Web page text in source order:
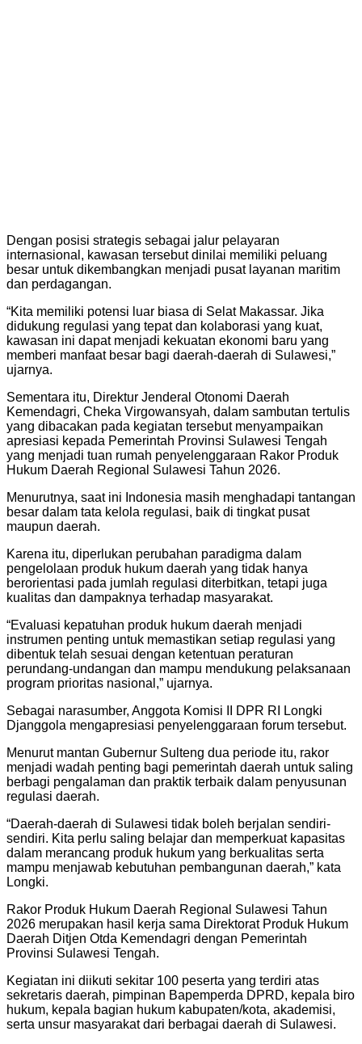
Dengan posisi strategis sebagai jalur pelayaran
internasional, kawasan tersebut dinilai memiliki peluang
besar untuk dikembangkan menjadi pusat layanan maritim
dan perdagangan.
“Kita memiliki potensi luar biasa di Selat Makassar. Jika
didukung regulasi yang tepat dan kolaborasi yang kuat,
kawasan ini dapat menjadi kekuatan ekonomi baru yang
memberi manfaat besar bagi daerah-daerah di Sulawesi,”
ujarnya.
Sementara itu, Direktur Jenderal Otonomi Daerah
Kemendagri, Cheka Virgowansyah, dalam sambutan tertulis
yang dibacakan pada kegiatan tersebut menyampaikan
apresiasi kepada Pemerintah Provinsi Sulawesi Tengah
yang menjadi tuan rumah penyelenggaraan Rakor Produk
Hukum Daerah Regional Sulawesi Tahun 2026.
Menurutnya, saat ini Indonesia masih menghadapi tantangan
besar dalam tata kelola regulasi, baik di tingkat pusat
maupun daerah.
Karena itu, diperlukan perubahan paradigma dalam
pengelolaan produk hukum daerah yang tidak hanya
berorientasi pada jumlah regulasi diterbitkan, tetapi juga
kualitas dan dampaknya terhadap masyarakat.
“Evaluasi kepatuhan produk hukum daerah menjadi
instrumen penting untuk memastikan setiap regulasi yang
dibentuk telah sesuai dengan ketentuan peraturan
perundang-undangan dan mampu mendukung pelaksanaan
program prioritas nasional,” ujarnya.
Sebagai narasumber, Anggota Komisi II DPR RI Longki
Djanggola mengapresiasi penyelenggaraan forum tersebut.
Menurut mantan Gubernur Sulteng dua periode itu, rakor
menjadi wadah penting bagi pemerintah daerah untuk saling
berbagi pengalaman dan praktik terbaik dalam penyusunan
regulasi daerah.
“Daerah-daerah di Sulawesi tidak boleh berjalan sendiri-
sendiri. Kita perlu saling belajar dan memperkuat kapasitas
dalam merancang produk hukum yang berkualitas serta
mampu menjawab kebutuhan pembangunan daerah,” kata
Longki.
Rakor Produk Hukum Daerah Regional Sulawesi Tahun
2026 merupakan hasil kerja sama Direktorat Produk Hukum
Daerah Ditjen Otda Kemendagri dengan Pemerintah
Provinsi Sulawesi Tengah.
Kegiatan ini diikuti sekitar 100 peserta yang terdiri atas
sekretaris daerah, pimpinan Bapemperda DPRD, kepala biro
hukum, kepala bagian hukum kabupaten/kota, akademisi,
serta unsur masyarakat dari berbagai daerah di Sulawesi.